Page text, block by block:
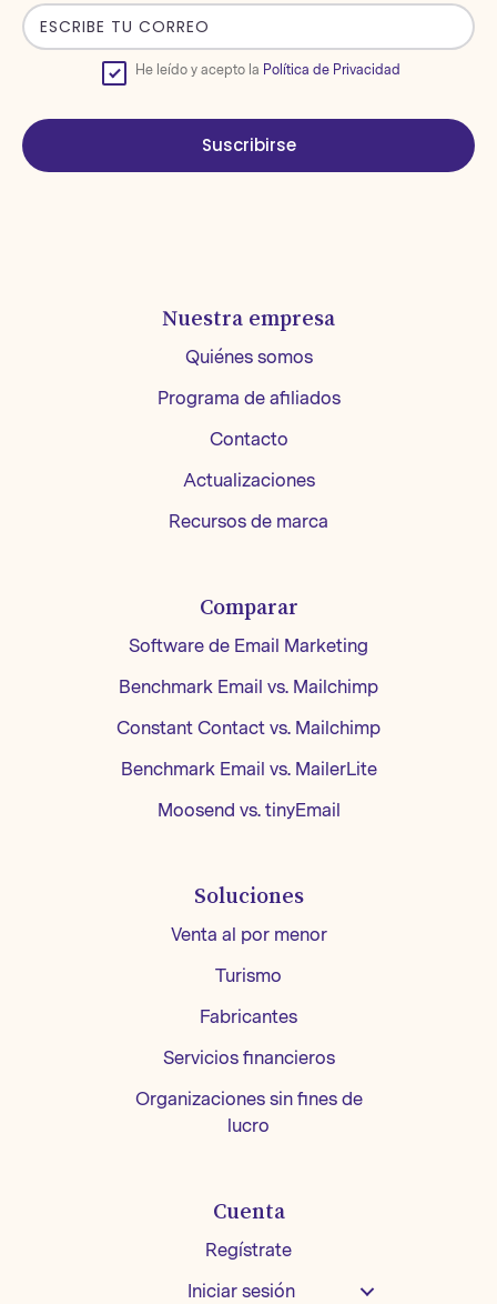
He leído y acepto la Política de Privacidad
Suscribirse
Nuestra empresa
Quiénes somos
Programa de afiliados
Contacto
Actualizaciones
Recursos de marca
Comparar
Software de Email Marketing
Benchmark Email vs. Mailchimp
Constant Contact vs. Mailchimp
Benchmark Email vs. MailerLite
Moosend vs. tinyEmail
Soluciones
Venta al por menor
Turismo
Fabricantes
Servicios financieros
Organizaciones sin fines de
lucro
Cuenta
Regístrate
Iniciar sesión